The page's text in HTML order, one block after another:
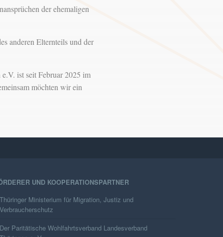
der ehemaligen
Elternteils und der
ist seit Februar 2025 im
möchten wir ein
UND KOOPERATIONSPARTNER
Thüringer Ministerium für Migration, Justiz und
Verbraucherschutz
Der Paritätische Wohlfahrtsverband Landesverband